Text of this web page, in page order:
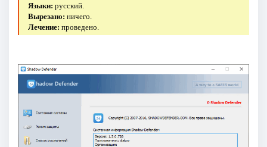
Языки: русский.
Вырезано: ничего.
Лечение: проведено.